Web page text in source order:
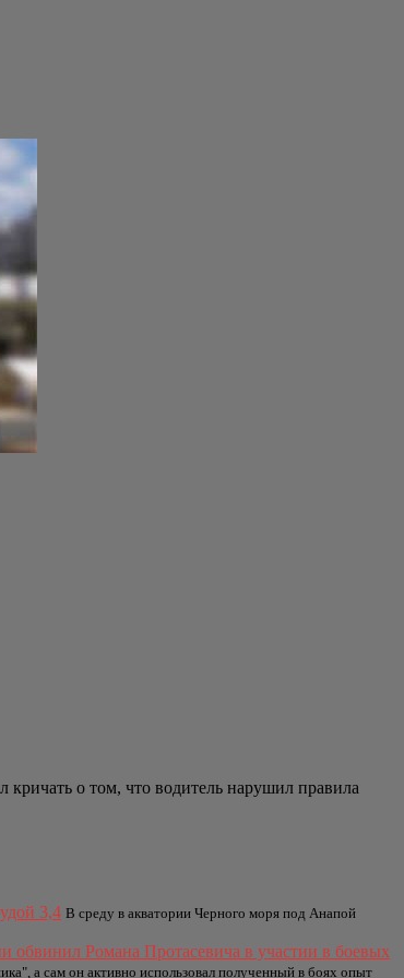
о том, что водитель нарушил правила
3,4 В среду в акватории Черного моря под Анапой
обвинил Романа Протасевича в участии в боевых
а сам он активно использовал полученный в боях опыт